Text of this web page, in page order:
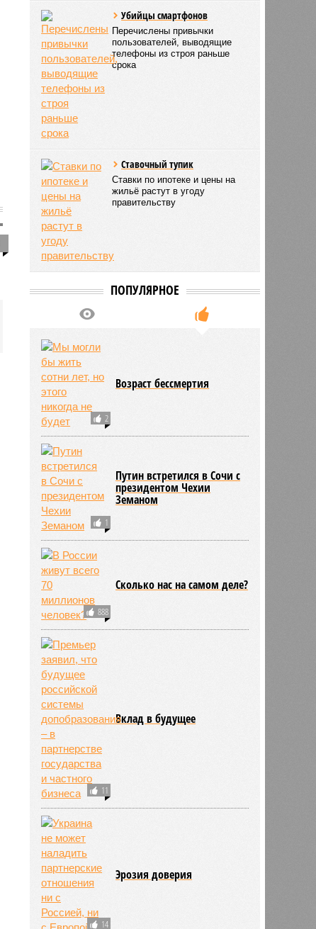
Убийцы смартфонов
Перечислены привычки
пользователей, выводящие
телефоны из строя раньше
срока
Ставочный тупик
Ставки по ипотеке и цены на
жильё растут в угоду
правительству
ПОПУЛЯРНОЕ
2
Возраст бессмертия
1
Путин встретился в Сочи с
президентом Чехии
Земаном
888
Сколько нас на самом деле?
11
Вклад в будущее
14
Эрозия доверия